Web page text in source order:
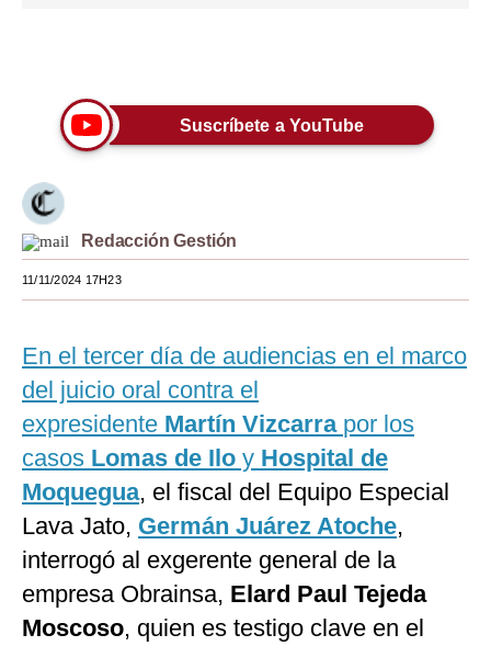
Lujo
Viajes
Moda
Estilos
Mundo
México
España
Internacional
Tecnología
Club del Suscriptor
G de Gestión
Suscríbete a YouTube
Redacción Gestión
11/11/2024 17H23
En el tercer día de audiencias en el marco
del juicio oral contra el
expresidente Martín Vizcarra por los
casos Lomas de Ilo y Hospital de
Moquegua, el fiscal del Equipo Especial
Lava Jato, Germán Juárez Atoche,
interrogó al exgerente general de la
empresa Obrainsa, Elard Paul Tejeda
Moscoso, quien es testigo clave en el